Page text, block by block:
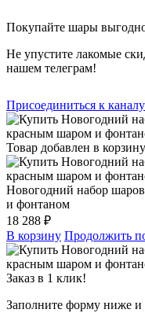
Покупайте шары
Не упустите лакомые
нашем телеграм!
Присоединиться к каналу
Товар добавлен в
Новогодний набор
и фонтаном
18 288 ₽
В корзину Продолжить
Заказ в 1 клик!
Заполните форму ниже